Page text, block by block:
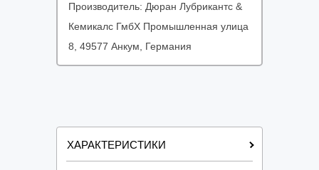
Производитель: Дюран Лубрикантс &
Кемикалс ГмбХ Промышленная улица
8, 49577 Анкум, Германия
ХАРАКТЕРИСТИКИ